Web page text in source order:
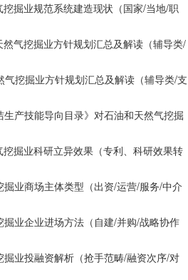
掘业规范系统建造现状（国家/当地/职
气挖掘业方针规划汇总及解读（辅导类/
挖掘业方针规划汇总及解读（辅导类/支
产技能导向目录》对石油和天然气挖掘
掘业科研立异效果（专利、科研效果转
业商场主体类型（出资/运营/服务/中介
业企业进场方法（自建/并购/战略协作
业投融资解析（抢手范畴/融资次序/对